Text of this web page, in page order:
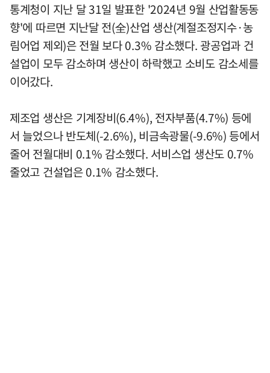
통계청이 지난 달 31일 발표한 '2024년 9월 산업활동동
향'에 따르면 지난달 전(全)산업 생산(계절조정지수·농
림어업 제외)은 전월 보다 0.3% 감소했다. 광공업과 건
설업이 모두 감소하며 생산이 하락했고 소비도 감소세를
이어갔다.
제조업 생산은 기계장비(6.4%), 전자부품(4.7%) 등에
서 늘었으나 반도체(-2.6%), 비금속광물(-9.6%) 등에서
줄어 전월대비 0.1% 감소했다. 서비스업 생산도 0.7%
줄었고 건설업은 0.1% 감소했다.